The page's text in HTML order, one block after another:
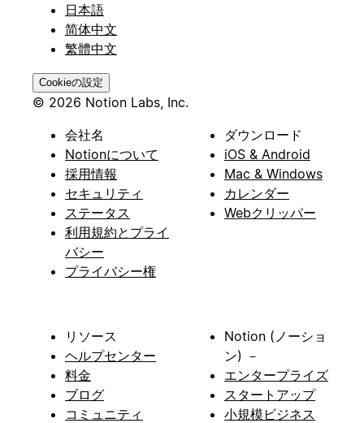
日本語
简体中文
繁體中文
Cookieの設定
© 2026 Notion Labs, Inc.
会社名
Notionについて
採用情報
セキュリティ
ステータス
利用規約とプライ
バシー
プライバシー権
ダウンロード
iOS & Android
Mac & Windows
カレンダー
Webクリッパー
リソース
ヘルプセンター
料金
ブログ
コミュニティ
Notion (ノーショ
ン) －
エンタープライズ
スタートアップ
小規模ビジネス